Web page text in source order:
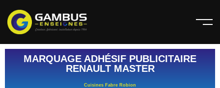
MARQUAGE ADHÉSIF PUBLICITAIRE
RENAULT MASTER
Cuisines Fabre Robion